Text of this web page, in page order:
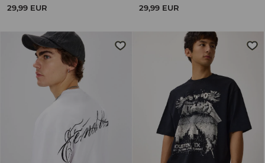
29,99 EUR 29,99 EUR